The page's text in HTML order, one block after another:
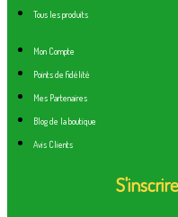
Tous les produits
Mon Compte
Points de fidélité
Mes Partenaires
Blog de la boutique
Avis Clients